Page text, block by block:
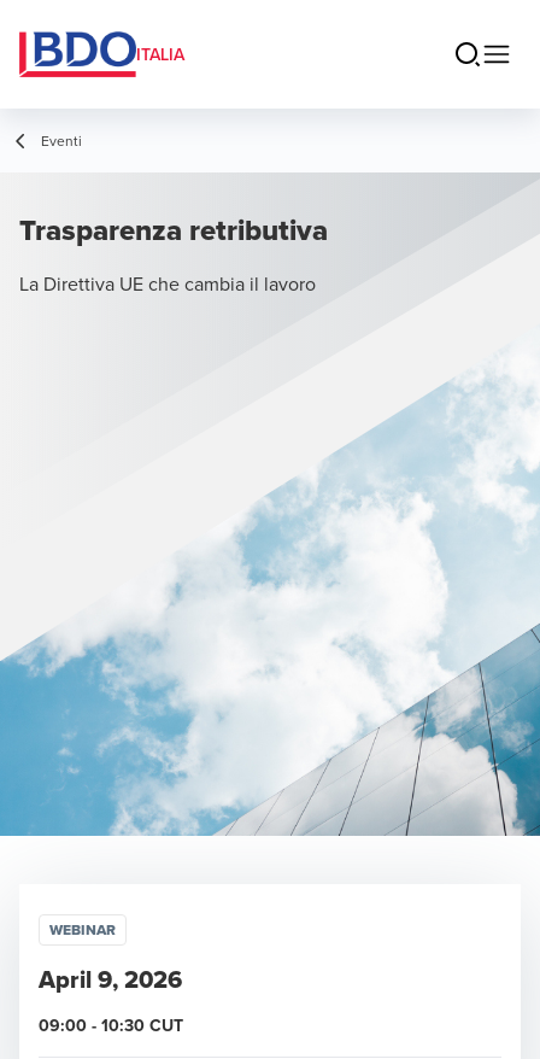
ITALIA
Eventi
Trasparenza retributiva
La Direttiva UE che cambia il lavoro
WEBINAR
April 9, 2026
09:00 - 10:30 CUT